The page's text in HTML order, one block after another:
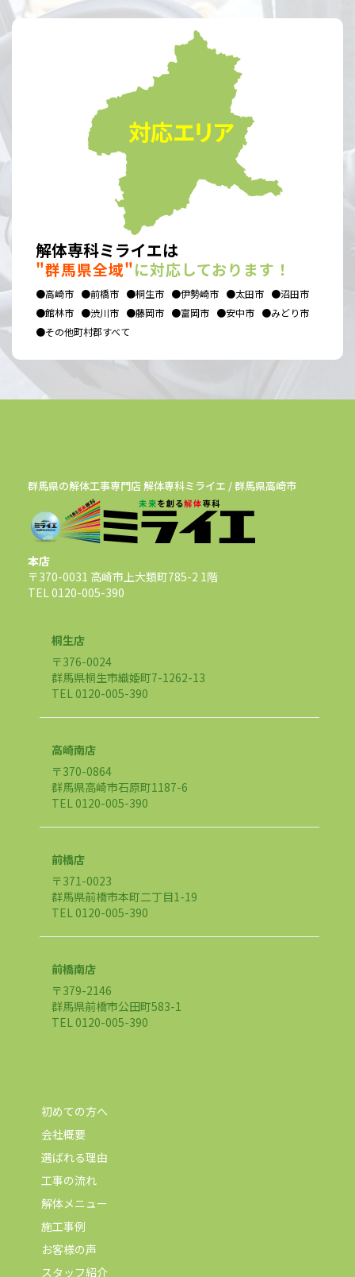
解体専科ミライエは
"群馬県全域"に対応しております！
●高崎市 ●前橋市 ●桐生市 ●伊勢崎市 ●太田市 ●沼田市
●館林市 ●渋川市 ●藤岡市 ●富岡市 ●安中市 ●みどり市
●その他町村郡すべて
群馬県の解体工事専門店 解体専科ミライエ / 群馬県高崎市
本店
〒370-0031 高崎市上大類町785-2 1階
TEL 0120-005-390
桐生店
〒376-0024
群馬県桐生市織姫町7-1262-13
TEL 0120-005-390
高崎南店
〒370-0864
群馬県高崎市石原町1187-6
TEL 0120-005-390
前橋店
〒371-0023
群馬県前橋市本町二丁目1-19
TEL 0120-005-390
前橋南店
〒379-2146
群馬県前橋市公田町583-1
TEL 0120-005-390
初めての方へ
会社概要
選ばれる理由
工事の流れ
解体メニュー
施工事例
お客様の声
スタッフ紹介